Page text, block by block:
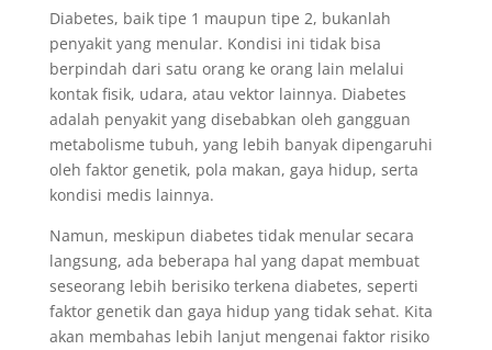
Diabetes, baik tipe 1 maupun tipe 2, bukanlah
penyakit yang menular. Kondisi ini tidak bisa
berpindah dari satu orang ke orang lain melalui
kontak fisik, udara, atau vektor lainnya. Diabetes
adalah penyakit yang disebabkan oleh gangguan
metabolisme tubuh, yang lebih banyak dipengaruhi
oleh faktor genetik, pola makan, gaya hidup, serta
kondisi medis lainnya.
Namun, meskipun diabetes tidak menular secara
langsung, ada beberapa hal yang dapat membuat
seseorang lebih berisiko terkena diabetes, seperti
faktor genetik dan gaya hidup yang tidak sehat. Kita
akan membahas lebih lanjut mengenai faktor risiko